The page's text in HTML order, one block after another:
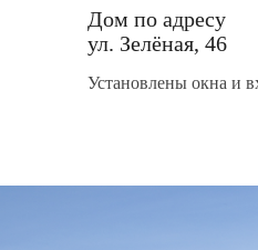
Установлены окна и
Дом по адресу
ул. Зелёная, 46